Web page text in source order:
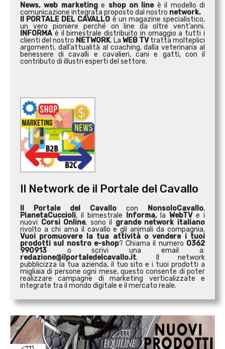
News, web marketinge shop on line è il modello di
comunicazione integrata proposto dal nostro network.
Il PORTALE DEL CAVALLO è un magazine specialistico,
un vero pioniere perché on line da oltre vent’anni.
INFORMA è il bimestrale distribuito in omaggio a tutti i
clienti del nostro NETWORK. La WEB TVtratta molteplici
argomenti, dall’attualità al coaching, dalla veterinaria al
benessere di cavalli e cavalieri, cani e gatti, con il
contributo di illustri esperti del settore.
Il Network de il Portale del Cavallo
Il Portale del Cavallo con NonsoloCavallo,
PianetaCuccioli, il bimestrale Informa,laWebTVe i
nuovi Corsi Online, sono il grande network italiano
rivolto a chi ama il cavallo e gli animali da compagnia.
Vuoi promuovere la tua attività ovendere i tuoi
prodotti sul nostro e-shop? Chiama il numero 0362
990913 o scrivi una email a:
redazione@ilportaledelcavallo.it. Il network
pubblicizza la tua azienda, il tuo sito e i tuoi prodotti a
migliaia di persone ogni mese, questo consente di poter
realizzare campagne di marketing verticalizzate e
integrate tra il mondo digitale e il mercato reale.